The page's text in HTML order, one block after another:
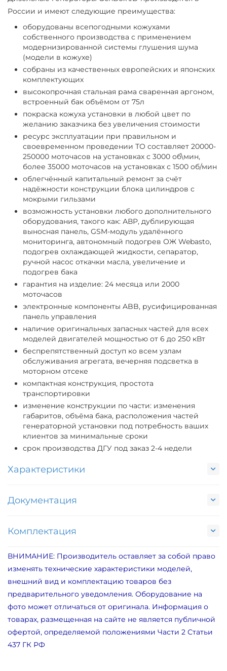
России и имеют следующие преимущества:
оборудованы всепогодными кожухами
собственного производства с применением
модернизированной системы глушения шума
(модели в кожухе)
собраны из качественных европейских и японских
комплектующих
высокопрочная стальная рама сваренная аргоном,
встроенный бак объёмом от 75л
покраска кожуха установки в любой цвет по
желанию заказчика без увеличения стоимости
ресурс эксплуатации при правильном и
своевременном проведении ТО составляет 20000-
250000 моточасов на установках с 3000 об\мин,
более 35000 моточасов на установках с 1500 об/мин
облегчённый капитальный ремонт за счёт
надёжности конструкции блока цилиндров с
мокрыми гильзами
возможность установки любого дополнительного
оборудования, такого как: АВР, дублирующая
выносная панель, GSM-модуль удалённого
мониторинга, автономный подогрев ОЖ Webasto,
подогрев охлаждающей жидкости, сепаратор,
ручной насос откачки масла, увеличение и
подогрев бака
гарантия на изделие: 24 месяца или 2000
моточасов
электронные компоненты ABB, русифицированная
панель управления
наличие оригинальных запасных частей для всех
моделей двигателей мощностью от 6 до 250 кВт
беспрепятственный доступ ко всем узлам
обслуживания агрегата, вечерняя подсветка в
моторном отсеке
компактная конструкция, простота
транспортировки
изменение конструкции по части: изменения
габаритов, объёма бака, расположения частей
генераторной установки под потребность ваших
клиентов за минимальные сроки
срок производства ДГУ под заказ 2-4 недели
Характеристики
Документация
Комплектация
ВНИМАНИЕ: Производитель оставляет за собой право
изменять технические характеристики моделей,
внешний вид и комплектацию товаров без
предварительного уведомления. Оборудование на
фото может отличаться от оригинала. Информация о
товарах, размещенная на сайте не является публичной
офертой, определяемой положениями Части 2 Статьи
437 ГК РФ